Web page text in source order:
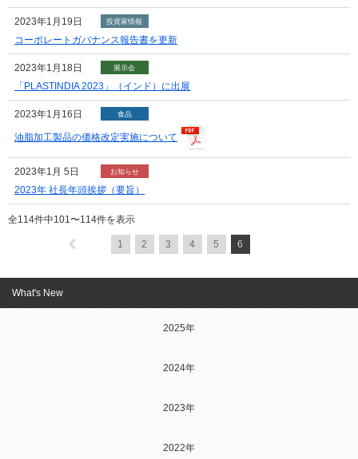
2023年1月19日 投資家情報
コーポレートガバナンス報告書を更新
2023年1月18日 展示会
「PLASTINDIA 2023」（インド）に出展
2023年1月16日 食品
油脂加工製品の価格改定実施について
2023年1月 5日 お知らせ
2023年 社長年頭挨拶（要旨）
全114件中101〜114件を表示
1 2 3 4 5 6
What's New
2025年
2024年
2023年
2022年